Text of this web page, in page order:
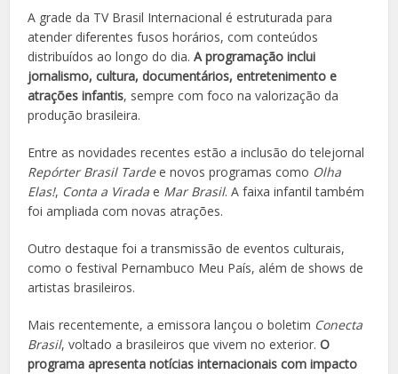
A grade da TV Brasil Internacional é estruturada para
atender diferentes fusos horários, com conteúdos
distribuídos ao longo do dia.A programação inclui
jornalismo, cultura, documentários, entretenimento e
atrações infantis, sempre com foco na valorização da
produção brasileira.
Entre as novidades recentes estão a inclusão do telejornal
Repórter Brasil Tardee novos programas como Olha
Elas!, Conta a Virada e Mar Brasil. A faixa infantil também
foi ampliada com novas atrações.
Outro destaque foi a transmissão de eventos culturais,
como o festival Pernambuco Meu País, além de shows de
artistas brasileiros.
Mais recentemente, a emissora lançou o boletim Conecta
Brasil, voltado a brasileiros que vivem no exterior.O
programa apresenta notícias internacionais com impacto